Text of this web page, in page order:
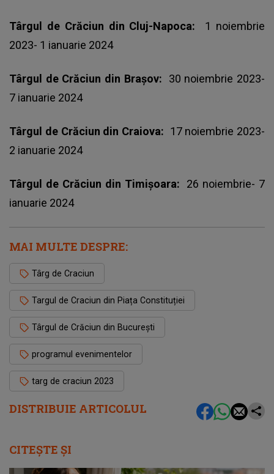
DISTRIBUIE ARTICOLUL
Târgul de Crăciun din Cluj-Napoca: 1 noiembrie
2023- 1 ianuarie 2024
Târgul de Crăciun din Brașov: 30 noiembrie 2023-
7 ianuarie 2024
Târgul de Crăciun din Craiova: 17 noiembrie 2023-
2 ianuarie 2024
Târgul de Crăciun din Timișoara: 26 noiembrie- 7
ianuarie 2024
MAI MULTE DESPRE:
Târg de Craciun
Targul de Craciun din Piața Constituției
Târgul de Crăciun din București
programul evenimentelor
targ de craciun 2023
CITEȘTE ȘI